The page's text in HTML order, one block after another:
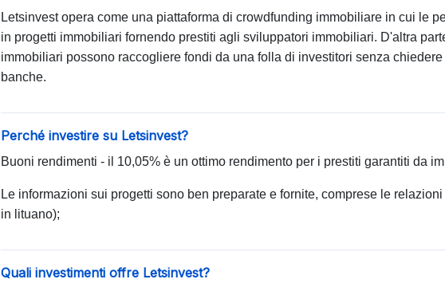
Letsinvest opera come una piattaforma di crowdfunding immobiliare in cui le
in progetti immobiliari fornendo prestiti agli sviluppatori immobiliari. D'altra
immobiliari possono raccogliere fondi da una folla di investitori senza
banche.
Perché investire su Letsinvest?
Buoni rendimenti - il 10,05% è un ottimo rendimento per i prestiti garantiti da
Le informazioni sui progetti sono ben preparate e fornite, comprese le
in lituano);
Quali investimenti offre Letsinvest?